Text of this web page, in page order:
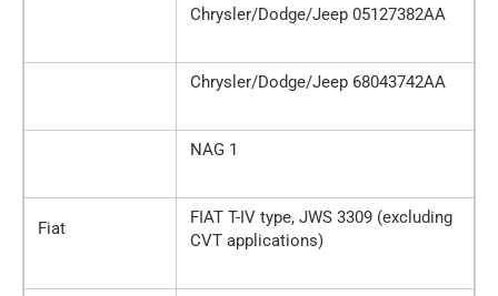
Chrysler/Dodge/Jeep 05127382AA
Chrysler/Dodge/Jeep 68043742AA
NAG 1
Fiat
FIAT T-IV type, JWS 3309 (excluding
CVT applications)